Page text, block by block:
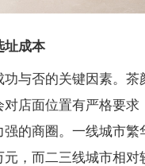
址成本
与否的关键因素。茶
对店面位置有严格要求
强的商圈。一线城市繁
，而二三线城市相对